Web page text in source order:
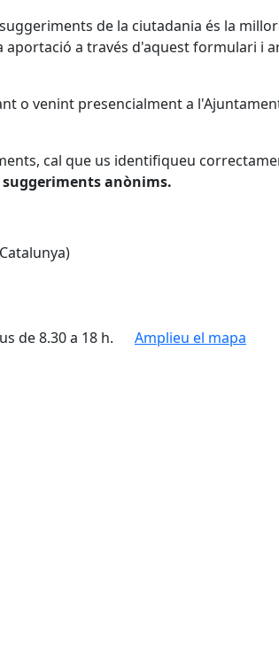
de la ciutadania és la
a través d'aquest formulari i
o venint presencialment a
cal que us identifiqueu
suggeriments anònims.
de 8.30 a 18 h.
Amplieu el mapa